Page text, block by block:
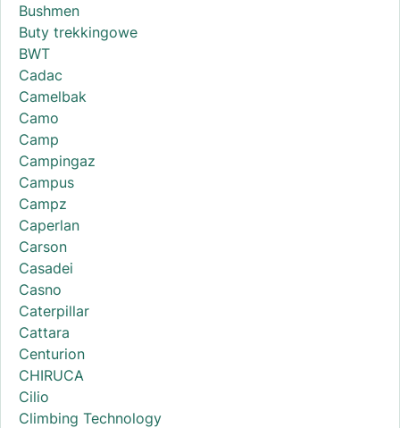
Bushmen
Buty trekkingowe
BWT
Cadac
Camelbak
Camo
Camp
Campingaz
Campus
Campz
Caperlan
Carson
Casadei
Casno
Caterpillar
Cattara
Centurion
CHIRUCA
Cilio
Climbing Technology